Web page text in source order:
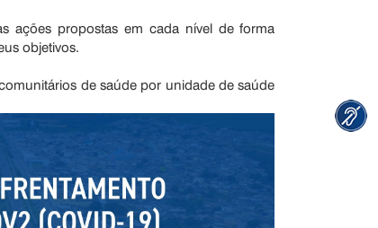
ações propostas em cada nível de forma
objetivos.
de saúde por unidade de saúde